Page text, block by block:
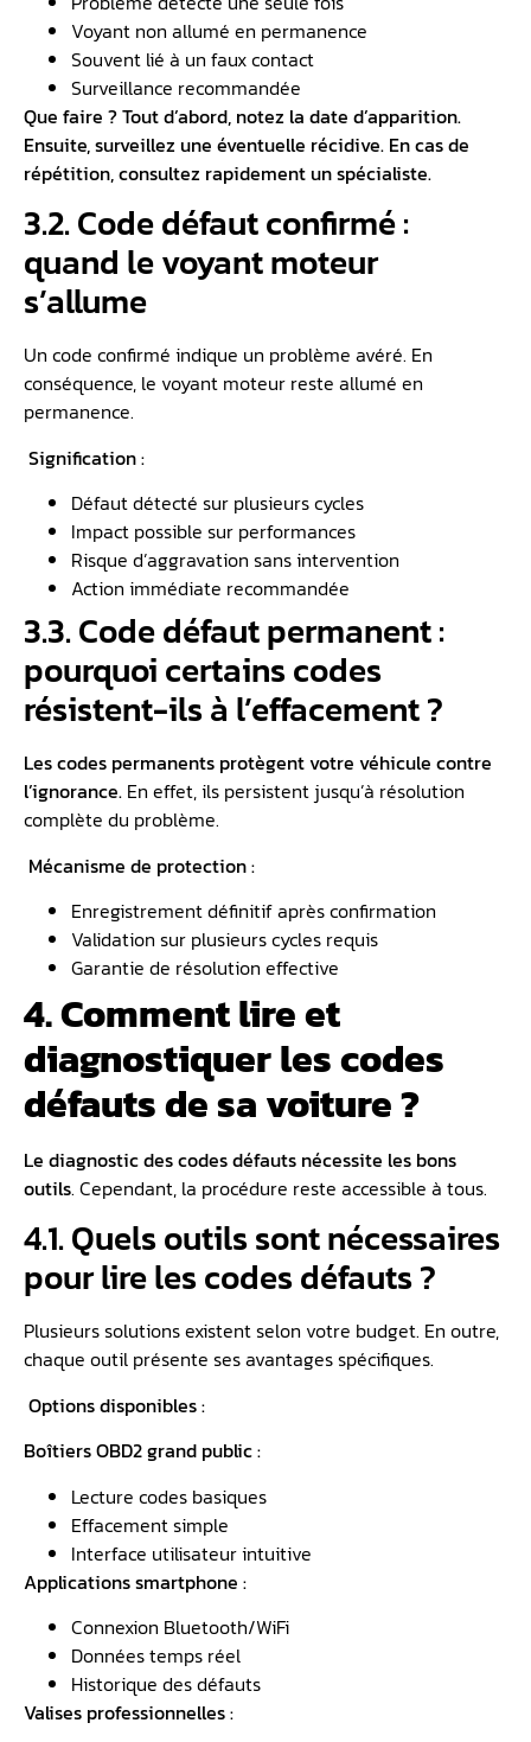
Voyant non allumé en permanence
Souvent lié à un faux contact
Surveillance recommandée
Que faire ? Tout d’abord, notez la date d’apparition.
Ensuite, surveillez une éventuelle récidive. En cas de
répétition, consultez rapidement un spécialiste.
3.2. Code défaut confirmé :
quand le voyant moteur
s’allume
Un code confirmé indique un problème avéré. En
conséquence, le voyant moteur reste allumé en
permanence.
Signification :
Défaut détecté sur plusieurs cycles
Impact possible sur performances
Risque d’aggravation sans intervention
Action immédiate recommandée
3.3. Code défaut permanent :
pourquoi certains codes
résistent-ils à l’effacement ?
Les codes permanents protègent votre véhicule contre
l’ignorance. En effet, ils persistent jusqu’à résolution
complète du problème.
Mécanisme de protection :
Enregistrement définitif après confirmation
Validation sur plusieurs cycles requis
Garantie de résolution effective
4. Comment lire et
diagnostiquer les codes
défauts de sa voiture ?
Le diagnostic des codes défauts nécessite les bons
outils. Cependant, la procédure reste accessible à tous.
4.1. Quels outils sont nécessaires
pour lire les codes défauts ?
Plusieurs solutions existent selon votre budget. En outre,
chaque outil présente ses avantages spécifiques.
️ Options disponibles :
Boîtiers OBD2 grand public :
Lecture codes basiques
Effacement simple
Interface utilisateur intuitive
Applications smartphone :
Connexion Bluetooth/WiFi
Données temps réel
Historique des défauts
Valises professionnelles :